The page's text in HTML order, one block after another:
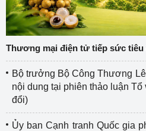
Thương mại điện tử tiếp sức
Bộ trưởng Bộ Công Thương
nội dung tại phiên thảo luận
đổi)
Ủy ban Cạnh tranh Quốc gia